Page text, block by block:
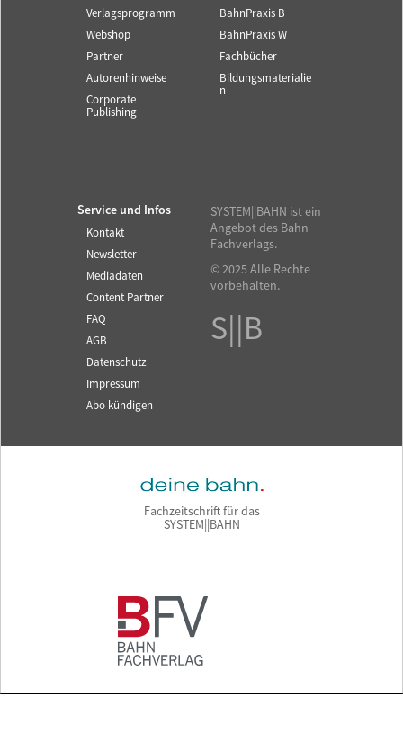
Verlagsprogramm
Webshop
Partner
Autorenhinweise
Corporate
Publishing
BahnPraxis B
BahnPraxis W
Fachbücher
Bildungsmaterialie
n
Service und Infos
Kontakt
Newsletter
Mediadaten
Content Partner
FAQ
AGB
Datenschutz
Impressum
Abo kündigen
SYSTEM||BAHN ist ein
Angebot des Bahn
Fachverlags.
© 2025 Alle Rechte
vorbehalten.
S||B
Fachzeitschrift für das
SYSTEM||BAHN